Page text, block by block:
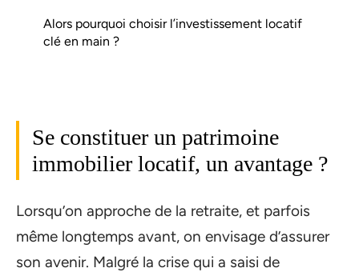
Alors pourquoi choisir l’investissement locatif
clé en main ?
Se constituer un patrimoine
immobilier locatif, un avantage ?
Lorsqu’on approche de la retraite, et parfois
même longtemps avant, on envisage d’assurer
son avenir. Malgré la crise qui a saisi de